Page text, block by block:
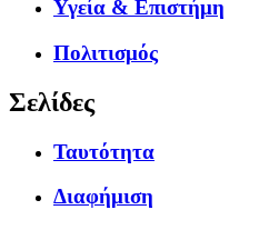
Υγεία & Επιστήμη
Πολιτισμός
Σελίδες
Ταυτότητα
Διαφήμιση